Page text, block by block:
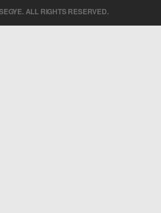
ALL RIGHTS RESERVED.